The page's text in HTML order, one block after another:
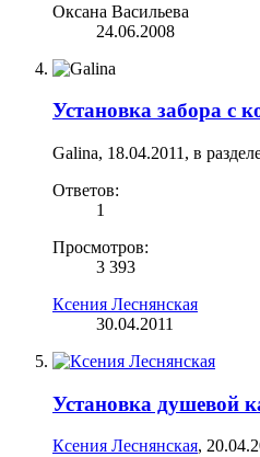
Оксана Васильева
24.06.2008
Установка забора с
Galina, 18.04.2011 , в
Ответов:
1
Просмотров:
3 393
Ксения Леснянская
30.04.2011
Установка душевой
Ксения Леснянская,